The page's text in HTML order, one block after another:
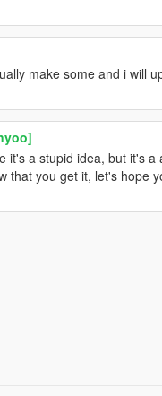
make some and i will
it's a stupid idea, but it's
that you get it, let's hope